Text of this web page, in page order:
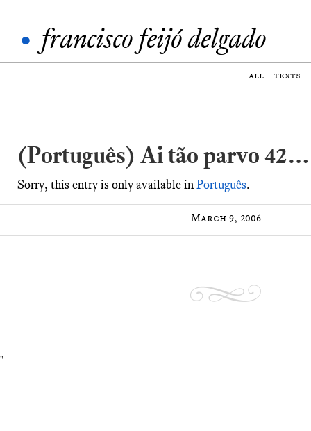
• francisco feijó delgado
all texts
(Português) Ai tão parvo 42…
Sorry, this entry is only available inPortuguês.
March 9, 2006
"